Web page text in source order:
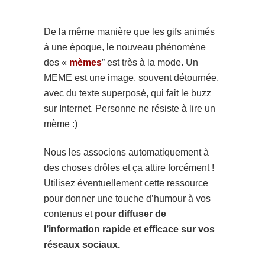
De la même manière que les gifs animés
à une époque, le nouveau phénomène
des « mèmes” est très à la mode. Un
MEME est une image, souvent détournée,
avec du texte superposé, qui fait le buzz
sur Internet. Personne ne résiste à lire un
mème :)
Nous les associons automatiquement à
des choses drôles et ça attire forcément !
Utilisez éventuellement cette ressource
pour donner une touche d’humour à vos
contenus etpour diffuser de
l’information rapide et efficace sur vos
réseaux sociaux.